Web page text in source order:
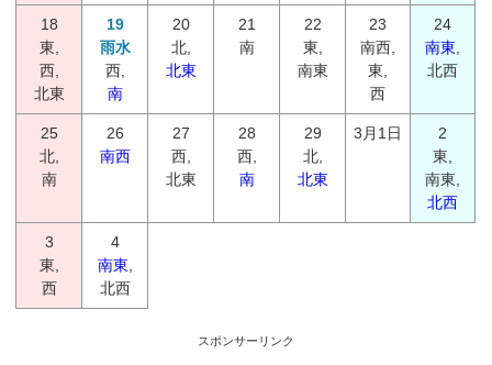
18
東,
西,
北東
19
雨水
西,
南
20
北,
北東
21
南
22
東,
南東
23
南西,
東,
西
24
南東
北西
25
北,
南
26
南西
27
西,
北東
28
西,
南
29
北,
北東
3月1日
2
東,
南東,
北西
3
東,
西
4
南東
北西
スポンサーリンク